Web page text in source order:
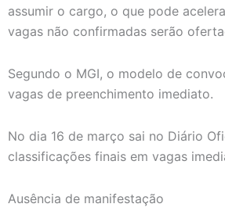
assumir o cargo, o que pode
vagas não confirmadas serão
Segundo o MGI, o modelo de
vagas de preenchimento imediato.
No dia 16 de março sai no Diário
classificações finais em vagas
Ausência de manifestação